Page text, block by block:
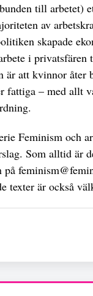
till arbetet)
av
skapade
i
är att kvinnor
fattiga – med allt
Feminism och
Som alltid är
på
texter är också